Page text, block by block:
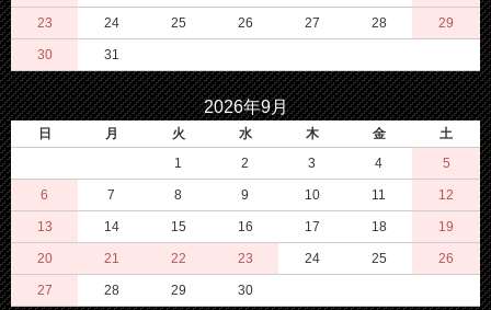
23 24 25 26 27 28 29
30 31
2026年9月
日 月 火 水 木 金
土
1
2 3 4 5
6 7 8 9 10 11 12
13 14 15 16 17 18 19
20 21 22 23 24 25 26
27 28 29 30